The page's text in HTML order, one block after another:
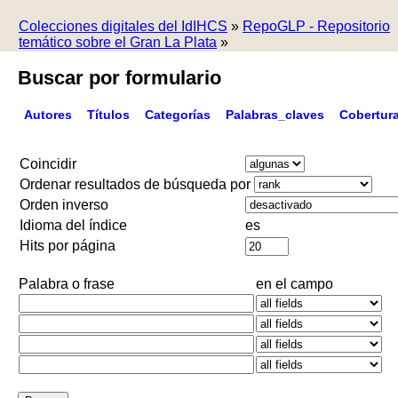
Colecciones digitales del IdIHCS » RepoGLP - Repositorio
temático sobre el Gran La Plata »
Buscar por formulario
Autores Títulos Categorías Palabras_claves
Coincidir
Ordenar resultados de búsqueda por
Orden inverso
Idioma del índice
es
Hits por página
Palabra o frase en el campo